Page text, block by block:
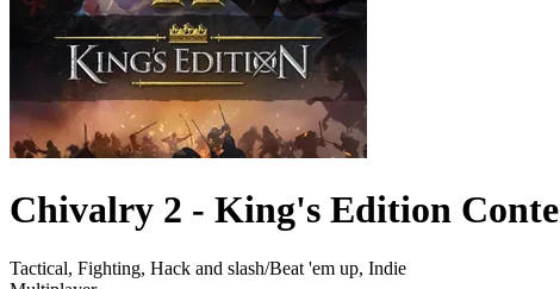
Chivalry 2 - King's Edition
Tactical, Fighting, Hack and slash/Beat 'em up, Indie